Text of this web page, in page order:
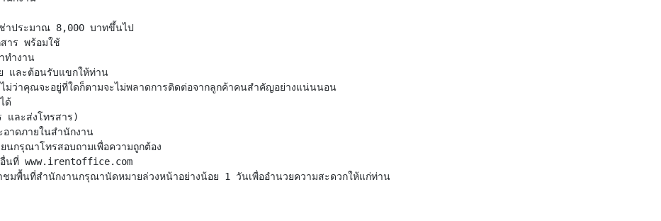
าประมาณ 8,000 บาทขึ้นไป
าร พร้อมใช้
ทำงาน
และต้อนรับแขกให้ท่าน
ว่าคุณจะอยู่ที่ใดก็ตามจะไม่พลาดการติดต่อจากลูกค้าคนสำคัญอย่างแน่นนอน
ด้
และส่งโทรสาร)
ดภายในสำนักงาน
กรุณาโทรสอบถามเพื่อความถูกต้อง
ลอื่นที่ www.irentoffice.com
พื้นที่สำนักงานกรุณานัดหมายล่วงหน้าอย่างน้อย 1 วันเพื่ออำนวยความสะดวกให้แก่ท่าน